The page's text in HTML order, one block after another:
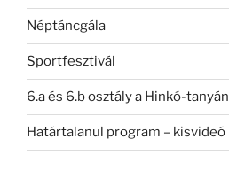
Néptáncgála
Sportfesztivál
6.a és 6.b osztály a Hinkó-tanyán
Határtalanul program – kisvideó